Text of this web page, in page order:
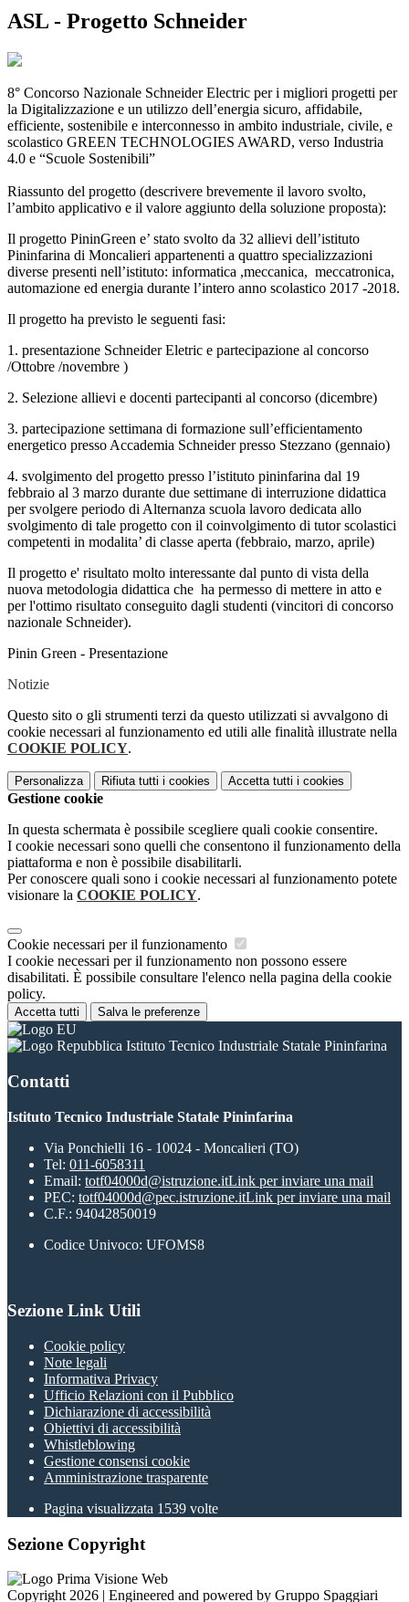
ASL - Progetto Schneider
8° Concorso Nazionale Schneider Electric per i migliori progetti per
la Digitalizzazione e un utilizzo dell’energia sicuro, affidabile,
efficiente, sostenibile e interconnesso in ambito industriale, civile, e
scolastico GREEN TECHNOLOGIES AWARD, verso Industria
4.0 e “Scuole Sostenibili”
Riassunto del progetto (descrivere brevemente il lavoro svolto,
l’ambito applicativo e il valore aggiunto della soluzione proposta):
Il progetto PininGreen e’ stato svolto da 32 allievi dell’istituto
Pininfarina di Moncalieri appartenenti a quattro specializzazioni
diverse presenti nell’istituto: informatica ,meccanica, meccatronica,
automazione ed energia durante l’intero anno scolastico 2017 -2018.
Il progetto ha previsto le seguenti fasi:
1. presentazione Schneider Eletric e partecipazione al concorso
/Ottobre /novembre )
2. Selezione allievi e docenti partecipanti al concorso (dicembre)
3. partecipazione settimana di formazione sull’efficientamento
energetico presso Accademia Schneider presso Stezzano (gennaio)
4. svolgimento del progetto presso l’istituto pininfarina dal 19
febbraio al 3 marzo durante due settimane di interruzione didattica
per svolgere periodo di Alternanza scuola lavoro dedicata allo
svolgimento di tale progetto con il coinvolgimento di tutor scolastici
competenti in modalita’ di classe aperta (febbraio, marzo, aprile)
Il progetto e' risultato molto interessante dal punto di vista della
nuova metodologia didattica che ha permesso di mettere in atto e
per l'ottimo risultato conseguito dagli studenti (vincitori di concorso
nazionale Schneider).
Pinin Green - Presentazione
Notizie
Questo sito o gli strumenti terzi da questo utilizzati si avvalgono di
cookie necessari al funzionamento ed utili alle finalità illustrate nella
COOKIE POLICY.
Personalizza Rifiuta tutti i cookies Accetta tutti i cookies
Gestione cookie
In questa schermata è possibile scegliere quali cookie consentire.
I cookie necessari sono quelli che consentono il funzionamento della
piattaforma e non è possibile disabilitarli.
Per conoscere quali sono i cookie necessari al funzionamento potete
visionare la COOKIE POLICY.
Cookie necessari per il funzionamento
I cookie necessari per il funzionamento non possono essere
disabilitati. È possibile consultare l'elenco nella pagina della cookie
policy.
Accetta tutti Salva le preferenze
Istituto Tecnico Industriale Statale Pininfarina
Contatti
Istituto Tecnico Industriale Statale Pininfarina
Via Ponchielli 16 - 10024 - Moncalieri (TO)
Tel: 011-6058311
Email: totf04000d@istruzione.itLink per inviare una mail
PEC: totf04000d@pec.istruzione.itLink per inviare una mail
C.F.: 94042850019
Codice Univoco: UFOMS8
Sezione Link Utili
Cookie policy
Note legali
Informativa Privacy
Ufficio Relazioni con il Pubblico
Dichiarazione di accessibilità
Obiettivi di accessibilità
Whistleblowing
Gestione consensi cookie
Amministrazione trasparente
Pagina visualizzata 1539 volte
Sezione Copyright
Copyright 2026 | Engineered and powered by Gruppo Spaggiari